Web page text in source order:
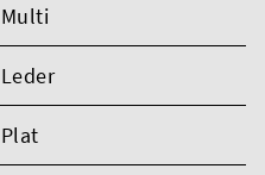
Multi
Leder
Plat